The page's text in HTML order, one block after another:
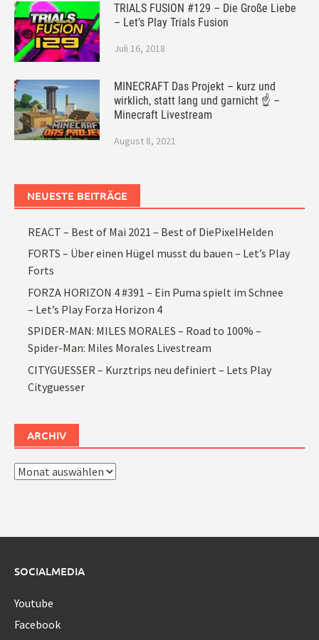
TRIALS FUSION #129 – Die Große Liebe
– Let’s Play Trials Fusion
Juli 16, 2018
MINECRAFT Das Projekt – kurz und
wirklich, statt lang und garnicht ☝ –
Minecraft Livestream
August 8, 2021
NEUESTE BEITRÄGE
REACT – Best of Mai 2021 – Best of DiePixelHelden
FORTS – Über einen Hügel musst du bauen – Let’s Play
Forts
FORZA HORIZON 4 #391 – Ein Puma spielt im Schnee
– Let’s Play Forza Horizon 4
SPIDER-MAN: MILES MORALES – Road to 100% –
Spider-Man: Miles Morales Livestream
CITYGUESSER – Kurztrips neu definiert – Lets Play
Cityguesser
ARCHIV
Archiv
SOCIALMEDIA
Youtube
Facebook